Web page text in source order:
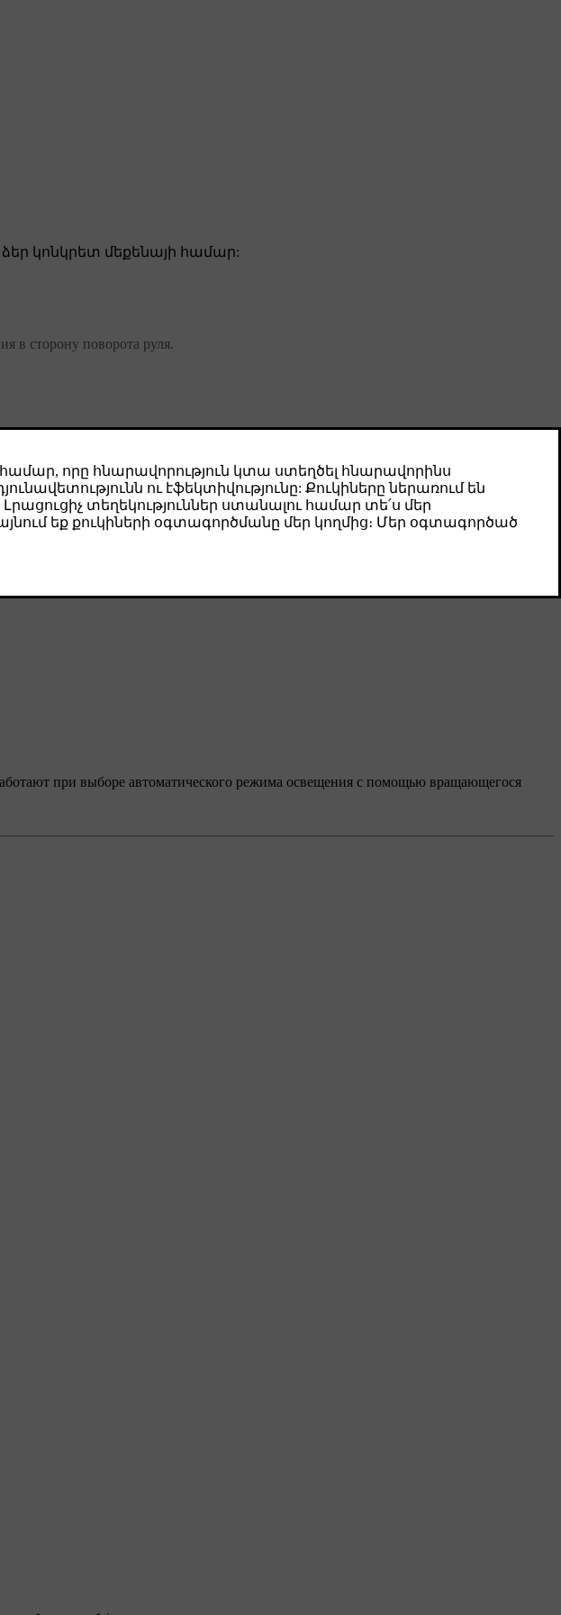
կոնկրետ մեքենայի համար:
в сторону поворота руля.
при выборе автоматического режима освещения с помощью вращающегося